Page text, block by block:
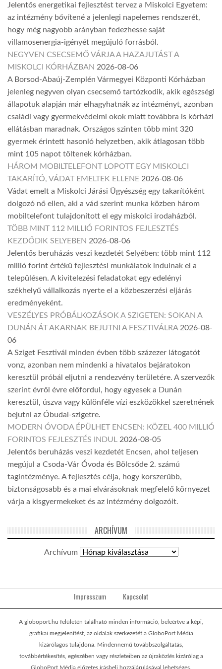
Jelentős energetikai fejlesztést tervez a Miskolci Egyetem:
az intézmény bővítené a jelenlegi napelemes rendszerét,
hogy még nagyobb arányban fedezhesse saját
villamosenergia-igényét megújuló forrásból.
NEGYVEN CSECSEMŐ VÁRJA A HAZAJUTÁST A
MISKOLCI KÓRHÁZBAN 2026-08-06
A Borsod-Abaúj-Zemplén Vármegyei Központi Kórházban
jelenleg negyven olyan csecsemő tartózkodik, akik egészségi
állapotuk alapján már elhagyhatnák az intézményt, azonban
családi vagy gyermekvédelmi okok miatt továbbra is kórházi
ellátásban maradnak. Országos szinten több mint 320
gyermek érintett hasonló helyzetben, akik átlagosan több
mint 105 napot töltenek kórházban.
HÁROM MOBILTELEFONT LOPOTT EGY MISKOLCI
TAKARÍTÓ, VÁDAT EMELTEK ELLENE 2026-08-06
Vádat emelt a Miskolci Járási Ügyészség egy takarítóként
dolgozó nő ellen, aki a vád szerint munka közben három
mobiltelefont tulajdonított el egy miskolci irodaházból.
TÖBB MINT 112 MILLIÓ FORINTOS FEJLESZTÉS
KEZDŐDIK SELYEBEN 2026-08-06
Jelentős beruházás veszi kezdetét Selyében: több mint 112
millió forint értékű fejlesztési munkálatok indulnak el a
településen. A kivitelezési feladatokat egy edelényi
székhelyű vállalkozás nyerte el a közbeszerzési eljárás
eredményeként.
VESZÉLYES PRÓBÁLKOZÁSOK A SZIGETEN: SOKAN A
DUNÁN ÁT AKARNAK BEJUTNI A FESZTIVÁLRA 2026-08-
06
A Sziget Fesztivál minden évben több százezer látogatót
vonz, azonban nem mindenki a hivatalos bejáratokon
keresztül próbál eljutni a rendezvény területére. A szervezők
szerint évről évre előfordul, hogy egyesek a Dunán
keresztül, úszva vagy különféle vízi eszközökkel szeretnének
bejutni az Óbudai-szigetre.
MODERN ÓVODA ÉPÜLHET ENCSEN: KÖZEL 400 MILLIÓ
FORINTOS FEJLESZTÉS INDUL 2026-08-05
Jelentős beruházás veszi kezdetét Encsen, ahol teljesen
megújul a Csoda-Vár Óvoda és Bölcsőde 2. számú
tagintézménye. A fejlesztés célja, hogy korszerűbb,
biztonságosabb és a mai elvárásoknak megfelelő környezet
várja a kisgyermekeket és az intézmény dolgozóit.
ARCHÍVUM
Archívum
Impresszum Kapcsolat
A globoport.hu felületén található minden információ, beleértve a képi,
grafikai megjelenítést, az oldalak szerkezetét a GloboPort Média
kizárólagos tulajdona. Mindennemű továbbszolgáltatás,
továbbértékesítés, egészében vagy részleteiben az újraközlés kizárólag a
GloboPort Média előzetes írásbeli hozzájárulásával lehetséges.